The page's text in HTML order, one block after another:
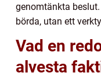
genomtänkta
börda, utan ett
Vad en
alvesta